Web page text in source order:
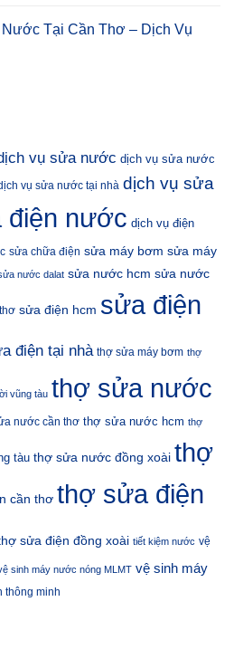
Tại Cần Thơ – Dịch Vụ
vụ sửa nước dịch vụ sửa nước
vụ sửa nước tại nhà dịch vụ sửa
điện nước dịch vụ điện
sửa chữa điện sửa máy bơm sửa máy
nước dalat sửa nước hcm sửa nước
sửa điện hcm sửa điện
điện tại nhà thợ sửa máy bơm thợ
vũng tàu thợ sửa nước
nước cần thơ thợ sửa nước hcm thợ
tàu thợ sửa nước đồng xoài thợ
cần thơ thợ sửa điện
sửa điện đồng xoài tiết kiệm nước vệ
sinh máy nước nóng MLMT vệ sinh máy
thông minh